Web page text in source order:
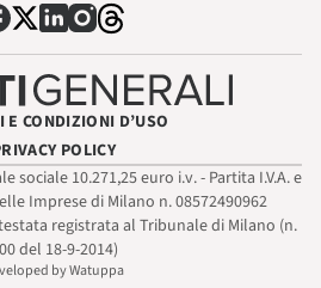
E CONDIZIONI D’USO
POLICY
sociale 10.271,25 euro i.v. - Partita I.V.A. e
Imprese di Milano n. 08572490962
registrata al Tribunale di Milano (n.
del 18-9-2014)
by Watuppa